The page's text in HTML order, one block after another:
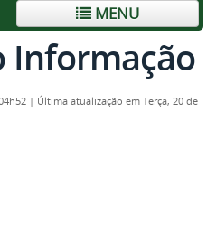
MENU
Informação
| Última atualização em Terça, 20 de